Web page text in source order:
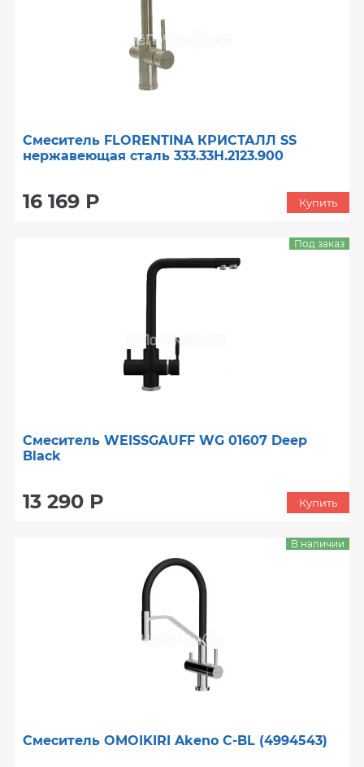
Смеситель FLORENTINA КРИСТАЛЛ SS
нержавеющая сталь 333.33H.2123.900
16 169 Р Купить
Смеситель WEISSGAUFF WG 01607 Deep
Black
13 290 Р
Под заказ
Купить
Смеситель OMOIKIRI Akeno C-BL (4994543)
В наличии